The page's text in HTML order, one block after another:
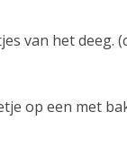
van het deeg.
op een met